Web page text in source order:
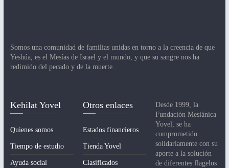
Somos una comunidad de familias unidas en torno a la creencia de que
Yeshúa, es el Mesías de Israel y el mundo, y que su sangre nos ha
redimido del pecado y de la muerte.
Kehilat Yovel
Quienes somos
Tiempo de estudio
Ayuda social
Otros enlaces
Estados financieros
Tienda Yovel
Clasificados
Desde 1999, la
Fundación Mesiánica
Yovel, se ha
comprometido
solidariamente con su
aporte a la solución
de diferentes flagelos